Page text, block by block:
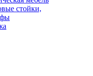
стойки,